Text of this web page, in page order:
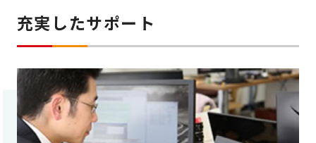
充実したサポート